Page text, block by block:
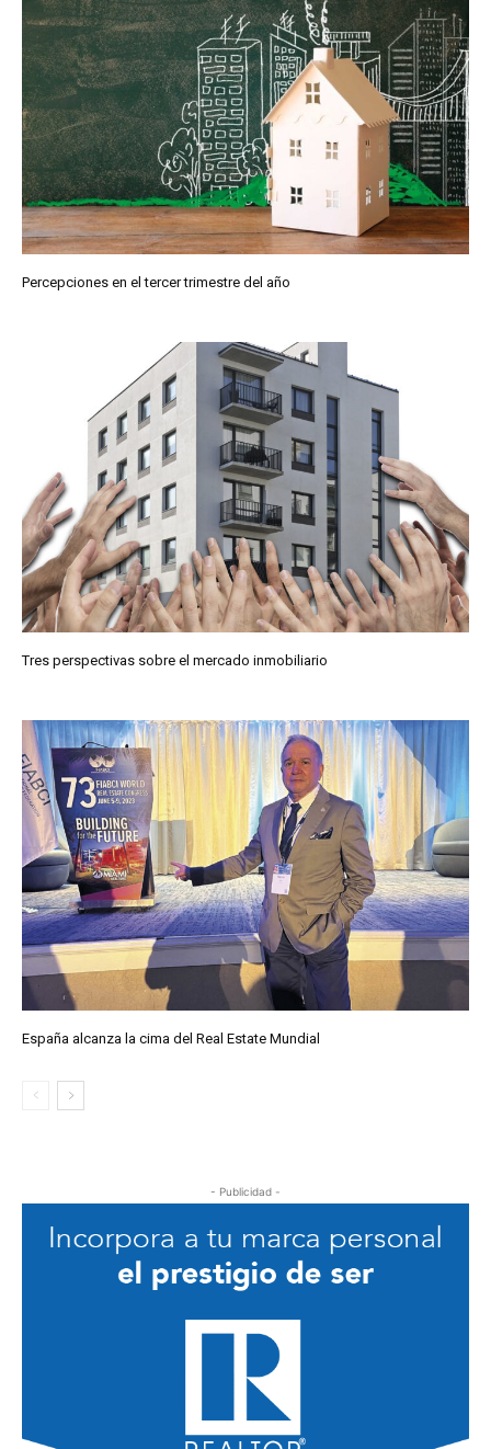
Percepciones en el tercer trimestre del año
Tres perspectivas sobre el mercado inmobiliario
España alcanza la cima del Real Estate Mundial
- Publicidad -